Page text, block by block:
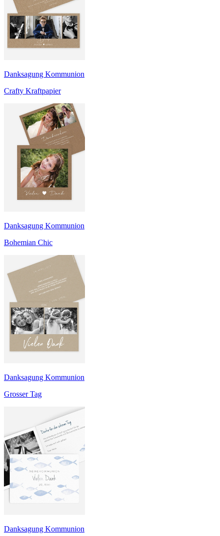
Danksagung Kommunion
Crafty Kraftpapier
Danksagung Kommunion
Bohemian Chic
Danksagung Kommunion
Grosser Tag
Danksagung Kommunion